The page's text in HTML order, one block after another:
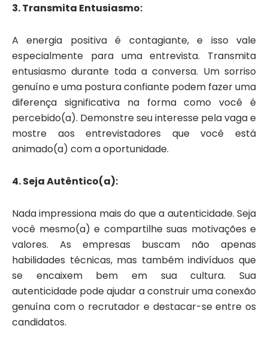
3. Transmita Entusiasmo:
A energia positiva é contagiante, e isso vale
especialmente para uma entrevista. Transmita
entusiasmo durante toda a conversa. Um sorriso
genuíno e uma postura confiante podem fazer uma
diferença significativa na forma como você é
percebido(a). Demonstre seu interesse pela vaga e
mostre aos entrevistadores que você está
animado(a) com a oportunidade.
4. Seja Autêntico(a):
Nada impressiona mais do que a autenticidade. Seja
você mesmo(a) e compartilhe suas motivações e
valores. As empresas buscam não apenas
habilidades técnicas, mas também indivíduos que
se encaixem bem em sua cultura. Sua
autenticidade pode ajudar a construir uma conexão
genuína com o recrutador e destacar-se entre os
candidatos.